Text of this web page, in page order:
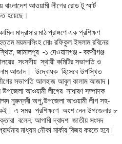
আওয়ামী লীগের রোড টু স্মার্ট
হয়েছে।
মাদ্রাসার মাঠ প্রাঙ্গণে এক প্রশিক্ষণ
ময়মনসিংহ মোঃ রফিকুল ইসলাম রবিনের
জামালপুর -১ দেওয়ানগঞ্জ - বকশীগঞ্জ
সংসদীয় স্থায়ী কমিটির সভাপতি ও
আজাদ। উদ্বোধক হিসেবে উপস্থিত
সভাপতি আলহাজ আবুল কালাম আজাদ।
উপজেলা আওয়ামী লীগের সাধারণ সম্পাদক
নুরুন্নবী অপু,উপজেলা আওয়ামী লীগ সহ-
এ সময় প্রশিক্ষণে অংশ নেন উপজেলার ৮
বলেন, আগামী দ্বাদশ জাতীয় সংসদ
মাধ্যম নৌকা মার্কায় বিজয় করতে হবে।